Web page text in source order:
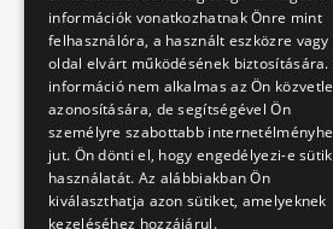
Eljárás száma
Ajánlattételi
információk vonatkozhatnak Önre mint
felhasználóra, a használt eszközre vagy
oldal elvárt működésének biztosítására.
információ nem alkalmas az Ön
azonosítására, de segítségével Ön
személyre szabottabb
jut. Ön dönti el, hogy engedélyezi-e sütik
használatát. Az alábbiakban Ön
kiválaszthatja azon sütiket, amelyeknek
kezeléséhez hozzájárul.